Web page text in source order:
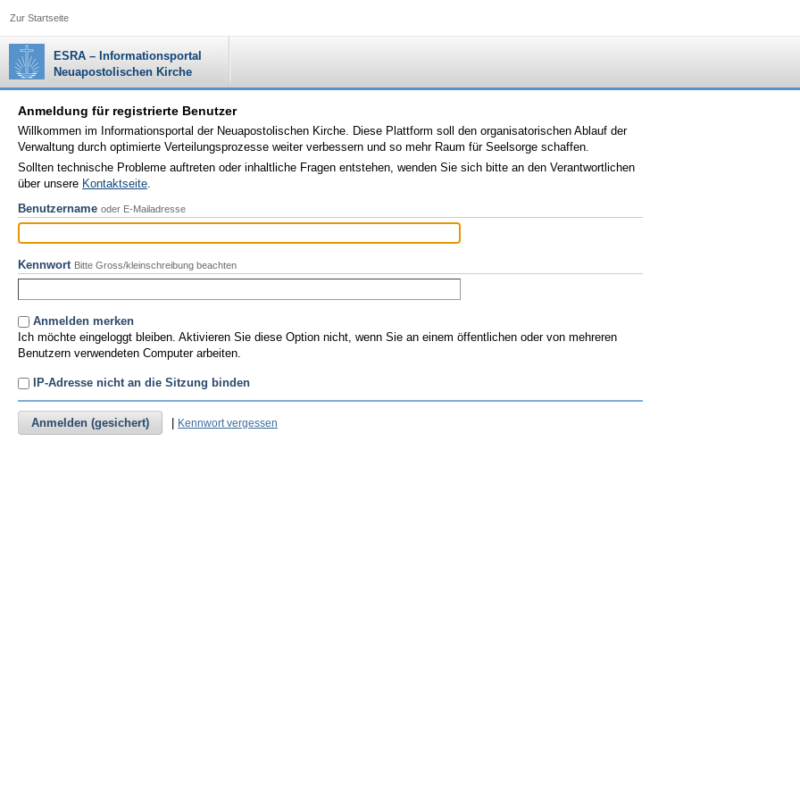
Zur Startseite
ESRA – Informationsportal
Neuapostolischen Kirche
Anmeldung für registrierte Benutzer
Willkommen im Informationsportal der Neuapostolischen Kirche. Diese Plattform soll den organisatorischen Ablauf der
Verwaltung durch optimierte Verteilungsprozesse weiter verbessern und so mehr Raum für Seelsorge schaffen.
Sollten technische Probleme auftreten oder inhaltliche Fragen entstehen, wenden Sie sich bitte an den Verantwortlichen
über unsere Kontaktseite.
Benutzername oder E-Mailadresse
Kennwort Bitte Gross/kleinschreibung beachten
Anmelden merken
Ich möchte eingeloggt bleiben. Aktivieren Sie diese Option nicht, wenn Sie an einem öffentlichen oder von mehreren
Benutzern verwendeten Computer arbeiten.
IP-Adresse nicht an die Sitzung binden
Anmelden (gesichert) Kennwort vergessen